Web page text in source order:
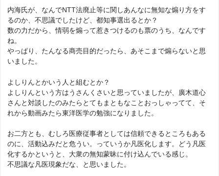
内海氏が、なんでNTT法廃止等に関しあんなに無知な煽り方をす
るのか、不思議でしたけど、都知事選出るとか？
数の力だから、情弱を煽って惹きつけるのも票のうち、なんです
ね。
やっぱり、たんなる商売目的だったら、あそこまで煽らないと思
いました。
よしりんとかいう人と組むとか？
よしりんという方はうさんくさいと思っていましたが、廣木道心
さんと対談したのみたらとてもまともなことおっしゃってて、そ
れから動画みたら東洋医学の勉強になりました。
お二方とも、むしろ医療従事者としては信頼できるところもある
のに、活動込みだと危うい。っていうか凡医化します。どう凡医
化するかというと、大衆の無知蒙昧に付け込んでいる感じ。
不思議な凡医現象だな、と思いました。